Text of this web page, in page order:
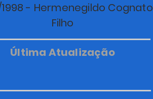
1998 - Hermenegildo Cognato
Filho
Última Atualização